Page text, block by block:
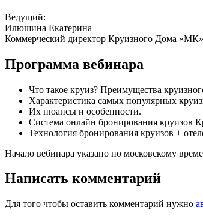
Ведущий:
Илюшина Екатерина
Коммерческий директор Круизного Дома «МК»
Программа вебинара
Что такое круиз? Преимущества
Характеристика самых популярных
Их нюансы и особенности.
Система онлайн бронирования круизов
Технология бронирования круизов +
Начало вебинара указано по московскому
Написать комментарий
Для того чтобы оставить комментарий нужно